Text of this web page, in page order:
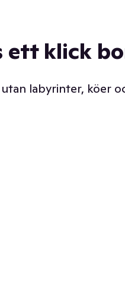
ett klick
labyrinter, köer